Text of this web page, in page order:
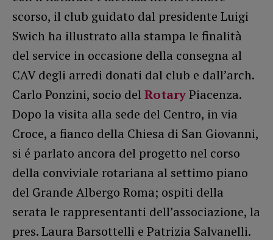
scorso, il club guidato dal presidente Luigi
Swich ha illustrato alla stampa le finalità
del service in occasione della consegna al
CAV degli arredi donati dal club e dall’arch.
Carlo Ponzini, socio del RotaryPiacenza.
Dopo la visita alla sede del Centro, in via
Croce, a fianco della Chiesa di San Giovanni,
si é parlato ancora del progetto nel corso
della conviviale rotariana al settimo piano
del Grande Albergo Roma; ospiti della
serata le rappresentanti dell’associazione, la
pres. Laura Barsottelli e Patrizia Salvanelli.